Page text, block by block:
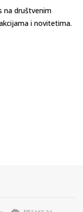
na društvenim
i novitetima.